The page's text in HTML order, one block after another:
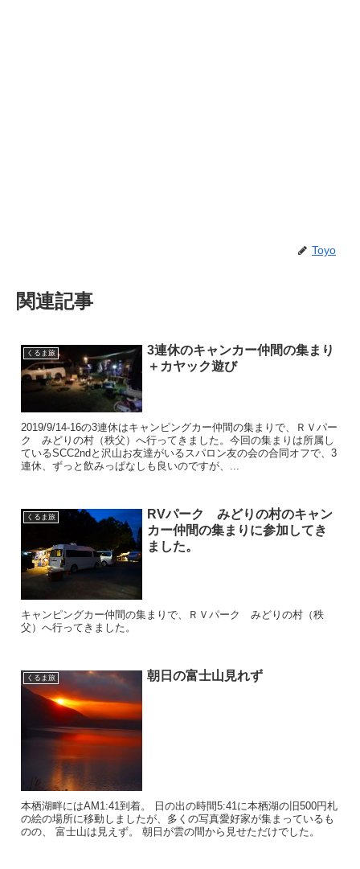
Toyo
関連記事
くるま旅
3連休のキャンカー仲間の集まり
＋カヤック遊び
2019/9/14-16の3連休はキャンピングカー仲間の集まりで、ＲＶパー
ク みどりの村（秩父）へ行ってきました。今回の集まりは所属し
ているSCC2ndと沢山お友達がいるスパロン友の会の合同オフで、3
連休、ずっと飲みっぱなしも良いのですが、...
くるま旅
RVパーク みどりの村のキャン
カー仲間の集まりに参加してき
ました。
キャンピングカー仲間の集まりで、ＲＶパーク みどりの村（秩
父）へ行ってきました。
くるま旅 朝日の富士山見れず
本栖湖畔にはAM1:41到着。 日の出の時間5:41に本栖湖の旧500円札
の絵の場所に移動しましたが、多くの写真愛好家が集まっているも
のの、 富士山は見えず。 朝日が雲の間から見せただけでした。